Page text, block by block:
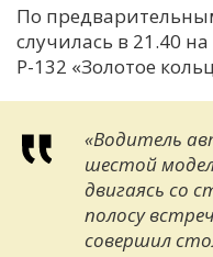
М
По
случилась в 21.40
Р-132 «Золотое
«Водитель
шестой
двигаясь со
полосу
совершил